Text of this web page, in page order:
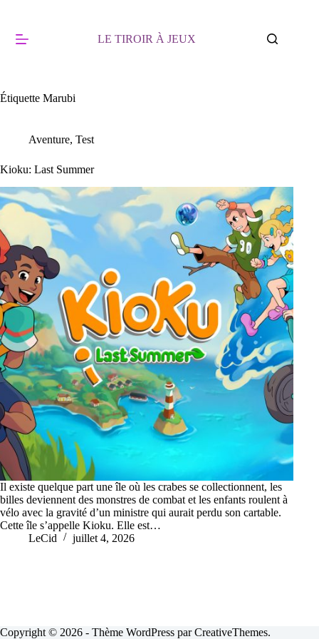
LE TIROIR À JEUX
Étiquette Marubi
Aventure, Test
Kioku: Last Summer
Il existe quelque part une île où les crabes se collectionnent, les
billes deviennent des monstres de combat et les enfants roulent à
vélo avec la gravité d’un ministre qui aurait perdu son cartable.
Cette île s’appelle Kioku. Elle est…
LeCid
juillet 4, 2026
Copyright © 2026 - Thème WordPress parCreativeThemes.